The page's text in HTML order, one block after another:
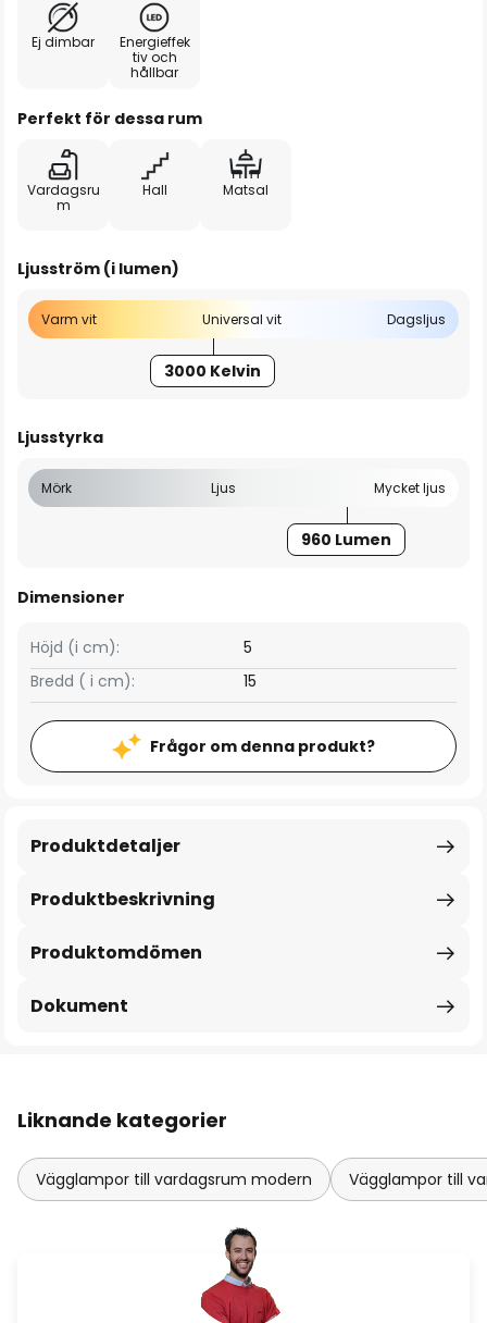
Ej dimbar
Energieffek
tiv och
hållbar
Perfekt för dessa rum
Vardagsru
m
Hall Matsal
Ljusström (i lumen)
Varm vit Universal vit Dagsljus
3000 Kelvin
Ljusstyrka
Mörk Ljus Mycket ljus
960 Lumen
Dimensioner
Bredd ( i cm): 15
Höjd (i cm): 5
Frågor om denna produkt?
Produktbeskrivning
Produktdetaljer
Produktomdömen
Dokument
Liknande kategorier
Vägglampor till vardagsrum modern Vägglampor till